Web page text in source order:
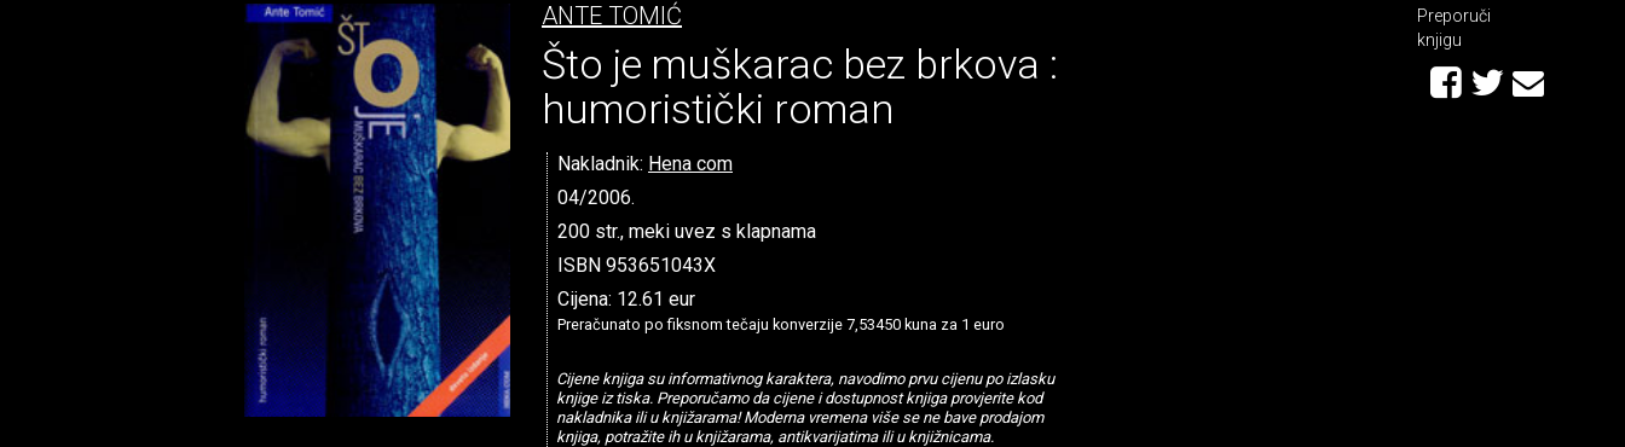
ANTE TOMIĆ
Što je muškarac bez brkova :
humoristički roman
Nakladnik: Hena com
04/2006.
200 str., meki uvez s klapnama
ISBN 953651043X
Cijena: 12.61 eur
Preračunato po fiksnom tečaju konverzije 7,53450 kuna za 1 euro
Cijene knjiga su informativnog karaktera, navodimo prvu cijenu po izlasku
knjige iz tiska. Preporučamo da cijene i dostupnost knjiga provjerite kod
nakladnika ili u knjižarama! Moderna vremena više se ne bave prodajom
knjiga, potražite ih u knjižarama, antikvarijatima ili u knjižnicama.
Preporuči
knjigu